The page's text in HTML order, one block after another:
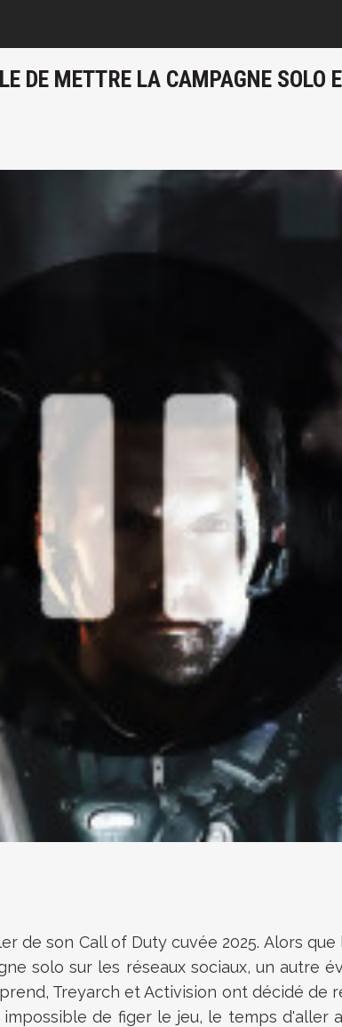
DE METTRE LA CAMPAGNE SOLO
de son Call of Duty cuvée 2025. Alors
solo sur les réseaux sociaux, un autre
Treyarch et Activision ont décidé de
de figer le jeu, le temps d'aller